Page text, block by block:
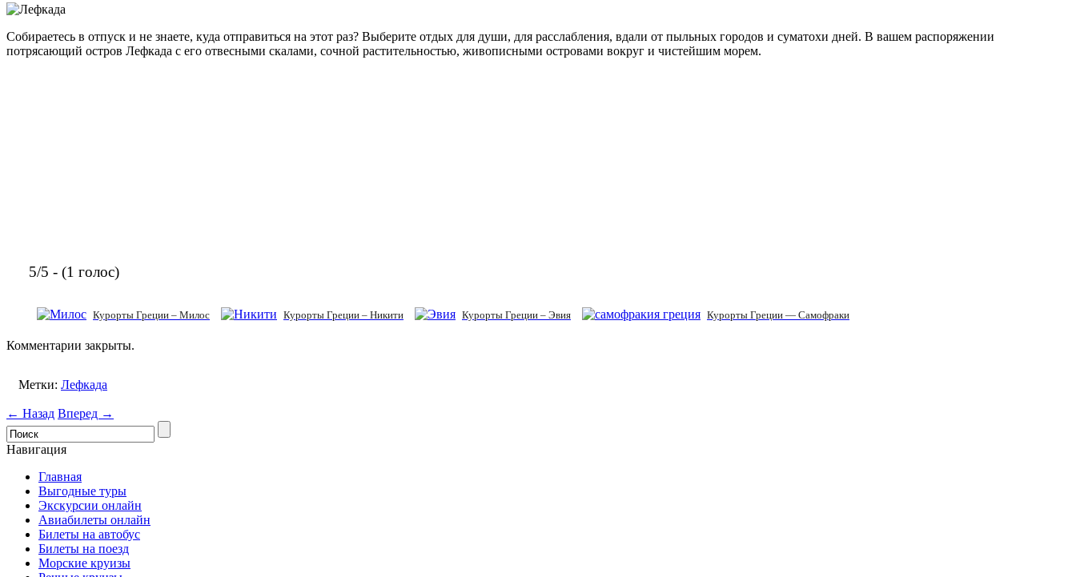
Собираетесь в отпуск и не знаете, куда отправиться на этот раз? Выберите отдых для души, для расслабления, вдали от пыльных городов и суматохи дней. В вашем распоряжении
потрясающий остров Лефкада с его отвесными скалами, сочной растительностью, живописными островами вокруг и чистейшим морем.
5/5 - (1 голос)
Курорты Греции – Милос Курорты Греции – Никити Курорты Греции – Эвия Курорты Греции — Самофраки
Комментарии закрыты.
Метки: Лефкада
← Назад Вперед →
Навигация
Главная
Выгодные туры
Экскурсии онлайн
Авиабилеты онлайн
Билеты на автобус
Билеты на поезд
Морские круизы